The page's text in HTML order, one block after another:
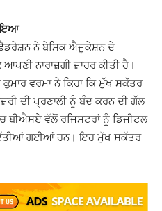
ਨੇ ਬੇਸਿਕ ਐਜੂਕੇਸ਼ਨ ਦੇ
ਨਾਰਾਜ਼ਗੀ ਜ਼ਾਹਰ ਕੀਤੀ ਹੈ।
ਵਰਮਾ ਨੇ ਕਿਹਾ ਕਿ ਮੁੱਖ ਸਕੱਤਰ
ਦੀ ਪ੍ਰਣਾਲੀ ਨੂੰ ਬੰਦ ਕਰਨ ਦੀ ਗੱਲ
ਬੀਐਸਏ ਵੱਲੋਂ ਰਜਿਸਟਰਾਂ ਨੂੰ ਡਿਜੀਟਲ
ਦਿੱਤੀਆਂ ਗਈਆਂ ਹਨ। ਇਹ ਮੁੱਖ ਸਕੱਤਰ